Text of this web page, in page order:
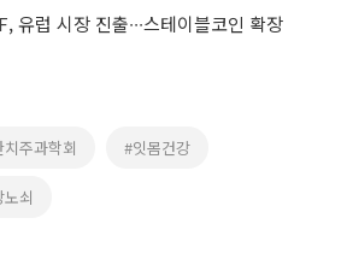
유럽 시장 진출∙∙∙스테이블코인 확장
주과학회 #잇몸건강
쇠